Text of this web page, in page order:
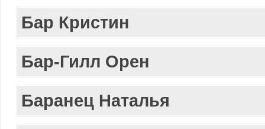
Бар Кристин
Бар-Гилл Орен
Баранец Наталья